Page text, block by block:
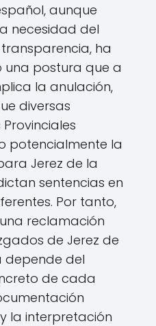
aunque
necesidad del
ha
una postura que a
la anulación,
diversas
potencialmente la
Jerez de la
sentencias en
Por tanto,
reclamación
de Jerez de
depende del
de cada
la interpretación